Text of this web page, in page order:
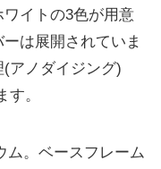
イトの3色が用意
は展開されていま
アノダイジング)
。
ム。ベースフレーム